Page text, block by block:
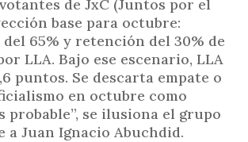
de JxC (Juntos por el
base para octubre:
65% y retención del 30% de
LLA. Bajo ese escenario, LLA
puntos. Se descarta empate o
en octubre como
probable”, se ilusiona el grupo
a Juan Ignacio Abuchdid.